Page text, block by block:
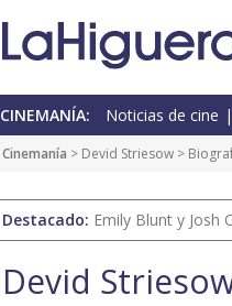
CINEMANÍA: Noticias de cine
Cinemanía > Devid Striesow >
Destacado: Emily Blunt y Josh
Devid